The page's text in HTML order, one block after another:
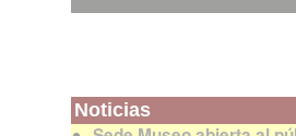
Noticias